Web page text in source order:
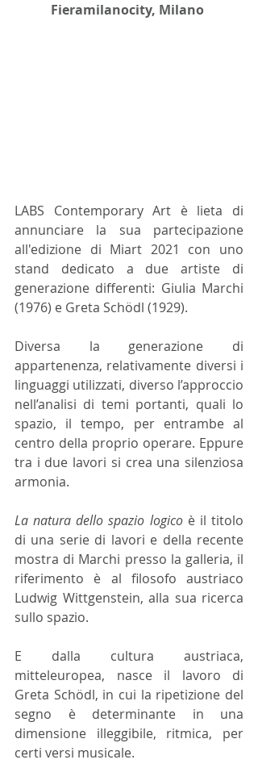
Fieramilanocity, Milano
LABS Contemporary Art è lieta di
annunciare la sua partecipazione
all'edizione di Miart 2021 con uno
stand dedicato a due artiste di
generazione differenti: Giulia Marchi
(1976) e Greta Schödl (1929).
Diversa la generazione di
appartenenza, relativamente diversi i
linguaggi utilizzati, diverso l’approccio
nell’analisi di temi portanti, quali lo
spazio, il tempo, per entrambe al
centro della proprio operare. Eppure
tra i due lavori si crea una silenziosa
armonia.
La natura dello spazio logico è il titolo
di una serie di lavori e della recente
mostra di Marchi presso la galleria, il
riferimento è al filosofo austriaco
Ludwig Wittgenstein, alla sua ricerca
sullo spazio.
E dalla cultura austriaca,
mitteleuropea, nasce il lavoro di
Greta Schödl, in cui la ripetizione del
segno è determinante in una
dimensione illeggibile, ritmica, per
certi versi musicale.